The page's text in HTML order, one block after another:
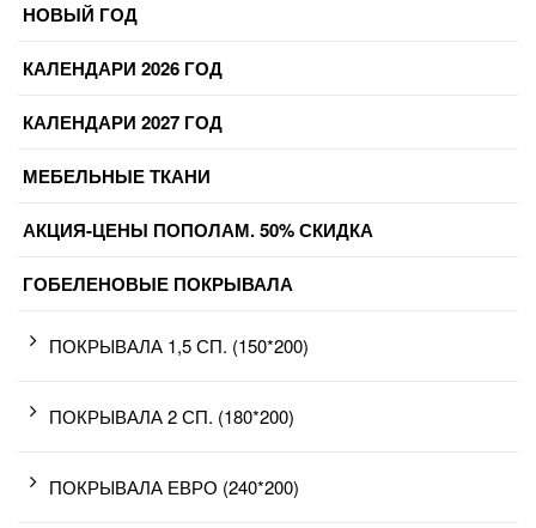
НОВЫЙ ГОД
КАЛЕНДАРИ 2026 ГОД
КАЛЕНДАРИ 2027 ГОД
МЕБЕЛЬНЫЕ ТКАНИ
АКЦИЯ-ЦЕНЫ ПОПОЛАМ. 50% СКИДКА
ГОБЕЛЕНОВЫЕ ПОКРЫВАЛА
ПОКРЫВАЛА 1,5 СП. (150*200)
ПОКРЫВАЛА 2 СП. (180*200)
ПОКРЫВАЛА ЕВРО (240*200)